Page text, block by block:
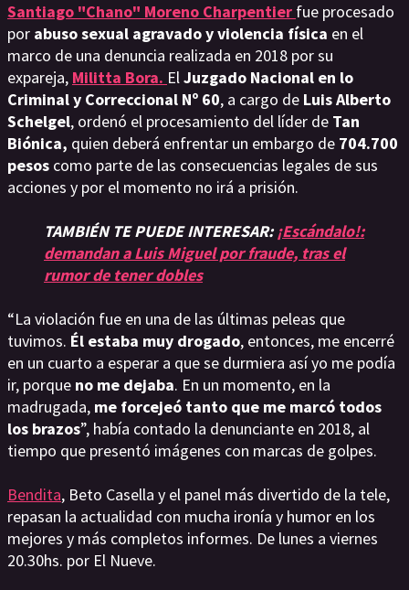
Santiago "Chano" Moreno Charpentier fue procesado
por abuso sexual agravado y violencia física en el
marco de una denuncia realizada en 2018 por su
expareja, Militta Bora. ElJuzgado Nacional en lo
Criminal y Correccional Nº 60, a cargo de Luis Alberto
Schelgel, ordenó el procesamiento del líder de Tan
Biónica, quien deberá enfrentar un embargo de 704.700
pesos como parte de las consecuencias legales de sus
acciones y por el momento no irá a prisión.
TAMBIÉN TE PUEDE INTERESAR:¡Escándalo!:
demandan a Luis Miguel por fraude, tras el
rumor de tener dobles
“La violación fue en una de las últimas peleas que
tuvimos. Él estaba muy drogado, entonces, me encerré
en un cuarto a esperar a que se durmiera así yo me podía
ir, porque no me dejaba. En un momento, en la
madrugada, me forcejeó tanto que me marcó todos
los brazos”, había contado la denunciante en 2018, al
tiempo que presentó imágenes con marcas de golpes.
Bendita, Beto Casella y el panel más divertido de la tele,
repasan la actualidad con mucha ironía y humor en los
mejores y más completos informes. De lunes a viernes
20.30hs. por El Nueve.